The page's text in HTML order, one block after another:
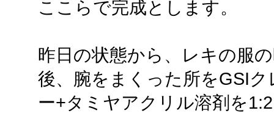
ここらで完成とします。
昨日の状態から、レキの服
後、腕をまくった所をGSI
ー+タミヤアクリル溶剤を